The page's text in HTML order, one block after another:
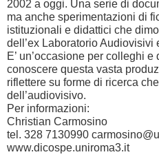
2002 a oggi. Una serie di
ma anche sperimentazioni di
istituzionali e didattici che
dell’ex Laboratorio Audiovisivi
E’ un’occasione per colleghi
conoscere questa vasta
riflettere su forme di ricerca
dell’audiovisivo.
Per informazioni:
Christian Carmosino
tel. 328 7130990
www.dicospe.uniroma3.it